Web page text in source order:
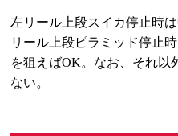
左リール上段スイカ停止時
リール上段ピラミッド停止
を狙えばOK。なお、それ以
ない。